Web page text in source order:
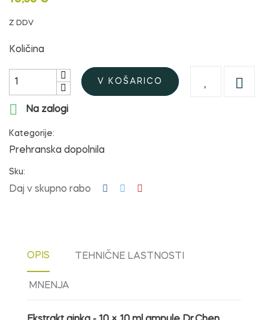
Z DDV
Količina
V KOŠARICO


Na zalogi
Kategorije:
Prehranska dopolnila
Sku:
Daj v skupno rabo
OPIS TEHNIČNE LASTNOSTI
MNENJA